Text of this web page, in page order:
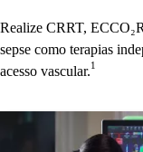
Realize CRRT,
sepse como terapias
acesso vascular.1